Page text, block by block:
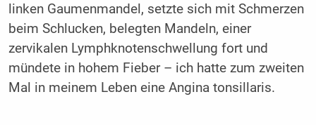
linken Gaumenmandel, setzte sich mit Schmerzen
beim Schlucken, belegten Mandeln, einer
zervikalen Lymphknotenschwellung fort und
mündete in hohem Fieber – ich hatte zum zweiten
Mal in meinem Leben eine Angina tonsillaris.